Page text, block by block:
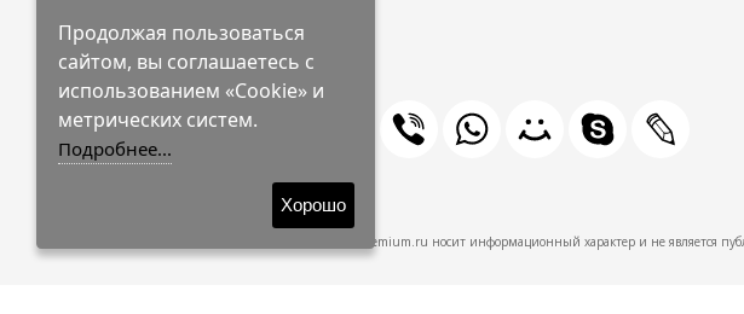
© 2009-2026 Shaik-Premium
Shaik-Premium.ru носит информационный характер и не является
Продолжая пользоваться
сайтом, вы соглашаетесь с
использованием «Cookie» и
метрических систем.
Подробнее...
Хорошо